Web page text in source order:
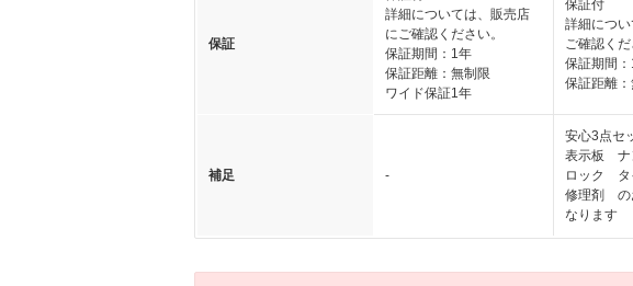
保証
詳細については、販売店
にご確認ください。
保証期間：1年
保証距離：無制限
ワイド保証1年
保証付
詳細につ
ご確認くだ
保証期間
保証距離
補足 -
安心3点セ
表示板 ナ
ロック タ
修理剤 の
なります